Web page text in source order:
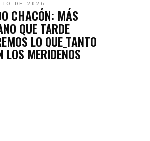
DE 2026
CHACÓN: MÁS
QUE TARDE
LO QUE TANTO
LOS MERIDEÑOS